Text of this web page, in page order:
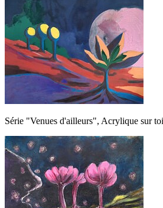
Série "Venues d'ailleurs", Acrylique sur